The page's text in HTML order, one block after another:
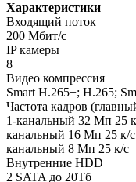
Характеристики
Входящий поток
200 Мбит/с
IP камеры
8
Видео компрессия
Smart H.265+; H.265;
Частота кадров
1-канальный 32 Мп 25
канальный 16 Мп 25 к/
канальный 8 Мп 25 к/с
Внутренние HDD
2 SATA до 20Тб